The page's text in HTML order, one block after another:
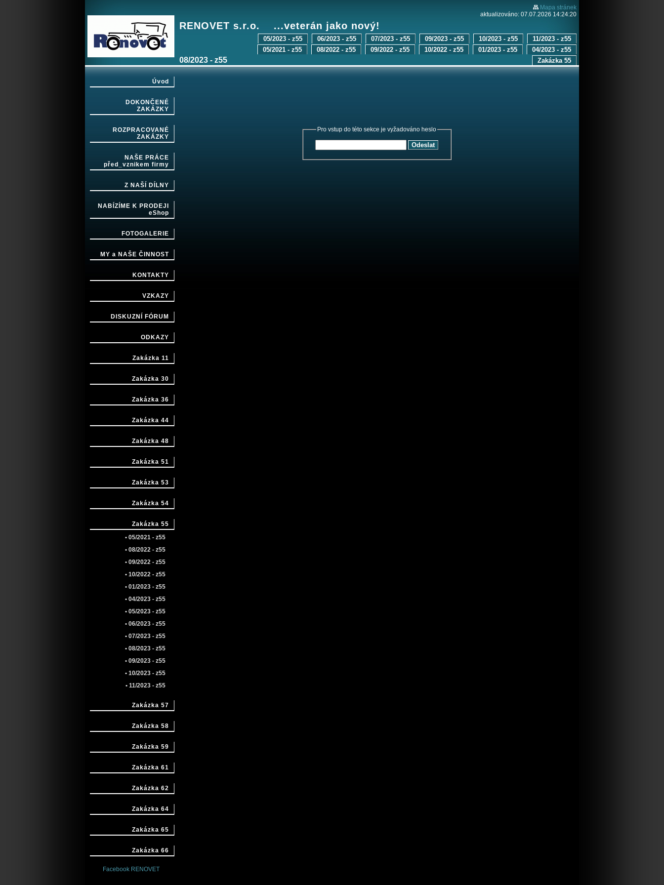
Mapa stránek
aktualizováno: 07.07.2026 14:24:20
RENOVET s.r.o. ...veterán jako nový!
08/2023 - z55
11/2023 - z55
10/2023 - z55
09/2023 - z55
07/2023 - z55
06/2023 - z55
05/2023 - z55
04/2023 - z55
01/2023 - z55
10/2022 - z55
09/2022 - z55
08/2022 - z55
05/2021 - z55
Zakázka 55
Úvod
DOKONČENÉ
ZAKÁZKY
ROZPRACOVANÉ
ZAKÁZKY
NAŠE PRÁCE
před_vznikem firmy
Z NAŠÍ DÍLNY
NABÍZÍME K PRODEJI
eShop
FOTOGALERIE
MY a NAŠE ČINNOST
KONTAKTY
VZKAZY
DISKUZNÍ FÓRUM
ODKAZY
Zakázka 11
Zakázka 30
Zakázka 36
Zakázka 44
Zakázka 48
Zakázka 51
Zakázka 53
Zakázka 54
Zakázka 55
• 05/2021 - z55
• 08/2022 - z55
• 09/2022 - z55
• 10/2022 - z55
• 01/2023 - z55
• 04/2023 - z55
• 05/2023 - z55
• 06/2023 - z55
• 07/2023 - z55
• 08/2023 - z55
• 09/2023 - z55
• 10/2023 - z55
• 11/2023 - z55
Zakázka 57
Zakázka 58
Zakázka 59
Zakázka 61
Zakázka 62
Zakázka 64
Zakázka 65
Zakázka 66
Facebook RENOVET
Pro vstup do této sekce je vyžadováno heslo